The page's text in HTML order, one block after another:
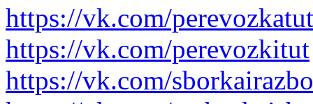
https://vk.com/perevozkatut
https://vk.com/perevozkitut
https://vk.com/